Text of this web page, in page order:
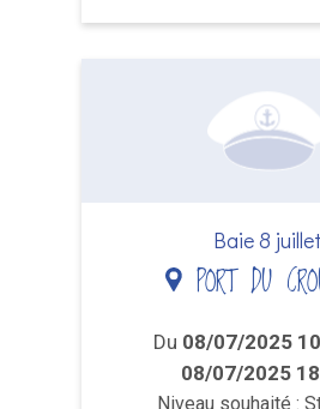
Baie 8 juillet
PORT DU
Du 08/07/2025
08/07/2025
Niveau souhaité :